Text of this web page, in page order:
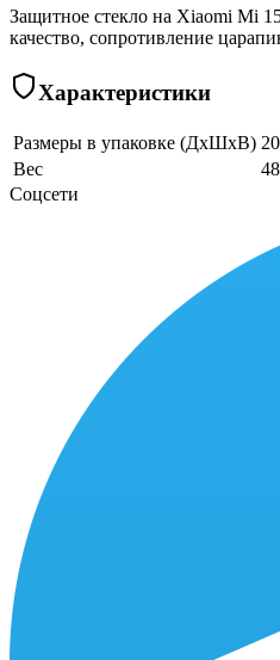
Защитное стекло на Xiaomi Mi
качество, сопротивление
Характеристики
Размеры в упаковке (ДхШхВ)
Вес
Соцсети